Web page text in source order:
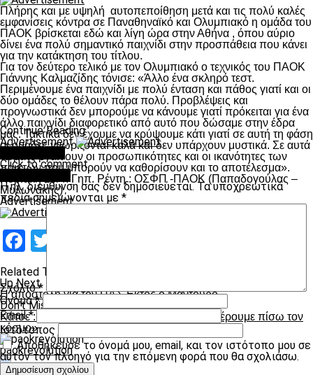
Πλήρης και με υψηλή αυτοπεποίθηση μετά και τις πολύ καλές
εμφανίσεις κόντρα σε Παναθηναϊκό και Ολυμπιακό η ομάδα του
ΠΑΟΚ βρίσκεται εδώ και λίγη ώρα στην Αθήνα , όπου αύριο
δίνει ένα πολύ σημαντικό παιχνίδι στην προσπάθεια που κάνει
για την κατάκτηση του τίτλου.
Για τον δεύτερο τελικό με τον Ολυμπιακό ο τεχνικός του ΠΑΟΚ
Γιάννης Καλμαζίδης τόνισε: «Άλλο ένα σκληρό τεστ.
Περιμένουμε ένα παιχνίδι με πολύ ένταση και πάθος γιατί και οι
δύο ομάδες το θέλουν πάρα πολύ. Προβλέψεις και
προγνωστικά δεν μπορούμε να κάνουμε γιατί πρόκειται για ένα
άλλο παιχνίδι διαφορετικό από αυτό που δώσαμε στην έδρα
μας. Τακτικά δεν έχουμε να κρύψουμε κάτι γιατί σε αυτή τη φάση
οι ομάδες γνωρίζονται καλά και δεν υπάρχουν μυστικά. Σε αυτά
τα ματς βγαίνουν οι προσωπικότητες και οι ικανότητες των
παικτών που μπορούν να καθορίσουν και το αποτέλεσμα».
Κυριακή 26/4: Γηπ. Ρέντη : ΟΣΦΠ -ΠΑΟΚ (Παπαδογούλας –
Μυλωνάκης)
Advertisement
Facebook
Related Topics:
Up Next
H αποστολή για τον ΠΑΣ-Εκτός ο Μαντούρο
Don't Miss
Κάτσε :«Εμείς διώξαμε τον κόσμο, εμείς να φέρουμε πίσω τον
κόσμο»
paokrevolution
Continue Reading
Advertisement
Click to comment
Η ηλ. διεύθυνση σας δεν δημοσιεύεται. Τα υποχρεωτικά
πεδία σημειώνονται με *
Σχόλιο*
Όνομα*
Email*
Ιστότοπος
Αποθήκευσε το όνομά μου, email, και τον ιστότοπο μου σε
αυτόν τον πλοηγό για την επόμενη φορά που θα σχολιάσω.